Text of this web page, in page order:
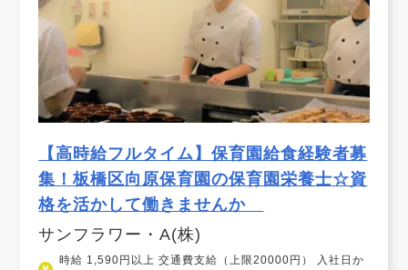
【高時給フルタイム】保育園給食経験者募
集！板橋区向原保育園の保育園栄養士☆資
格を活かして働きませんか
サンフラワー・A(株)
時給 1,590円以上 交通費支給（上限20000円） 入社日か